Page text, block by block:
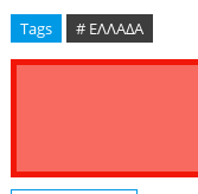
Tags # ΕΛΛΑΔΑ